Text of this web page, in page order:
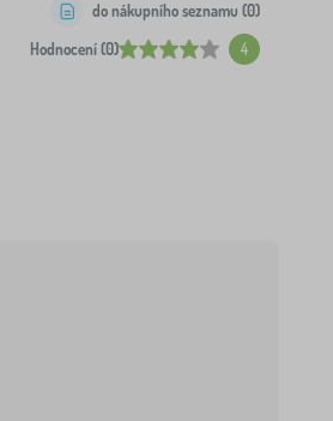
Hodnocení (0) 4
do nákupního seznamu (0)